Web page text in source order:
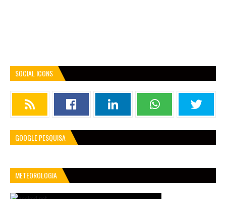
SOCIAL ICONS
GOOGLE PESQUISA
METEOROLOGIA